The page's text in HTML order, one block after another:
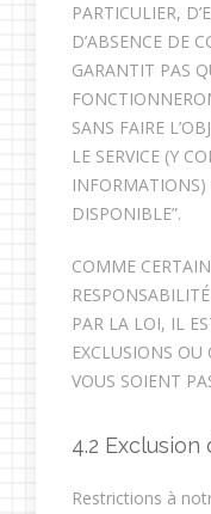
PARTICULIER,
D’ABSENCE DE
GARANTIT PAS
SANS FAIRE
LE SERVICE (Y
INFORMATIONS)
DISPONIBLE”.
COMME
PAR LA LOI, IL
EXCLUSIONS OU
VOUS SOIENT
4.2
Restrictions à